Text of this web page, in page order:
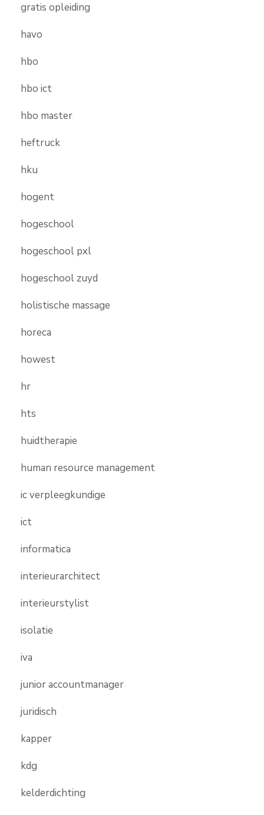
gratis opleiding
havo
hbo
hbo ict
hbo master
heftruck
hku
hogent
hogeschool
hogeschool pxl
hogeschool zuyd
holistische massage
horeca
howest
hr
hts
huidtherapie
human resource management
ic verpleegkundige
ict
informatica
interieurarchitect
interieurstylist
isolatie
iva
junior accountmanager
juridisch
kapper
kdg
kelderdichting